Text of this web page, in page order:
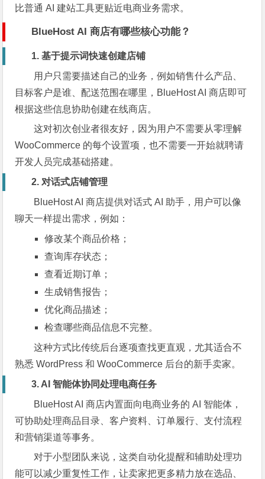
比普通 AI 建站工具更贴近电商业务需求。
BlueHost AI 商店有哪些核心功能？
1. 基于提示词快速创建店铺
用户只需要描述自己的业务，例如销售什么产品、
目标客户是谁、配送范围在哪里，BlueHost AI 商店即可
根据这些信息协助创建在线商店。
这对初次创业者很友好，因为用户不需要从零理解
WooCommerce 的每个设置项，也不需要一开始就聘请
开发人员完成基础搭建。
2. 对话式店铺管理
BlueHost AI 商店提供对话式 AI 助手，用户可以像
聊天一样提出需求，例如：
修改某个商品价格；
查询库存状态；
查看近期订单；
生成销售报告；
优化商品描述；
检查哪些商品信息不完整。
这种方式比传统后台逐项查找更直观，尤其适合不
熟悉 WordPress 和 WooCommerce 后台的新手卖家。
3. AI 智能体协同处理电商任务
BlueHost AI 商店内置面向电商业务的 AI 智能体，
可协助处理商品目录、客户资料、订单履行、支付流程
和营销渠道等事务。
对于小型团队来说，这类自动化提醒和辅助处理功
能可以减少重复性工作，让卖家把更多精力放在选品、